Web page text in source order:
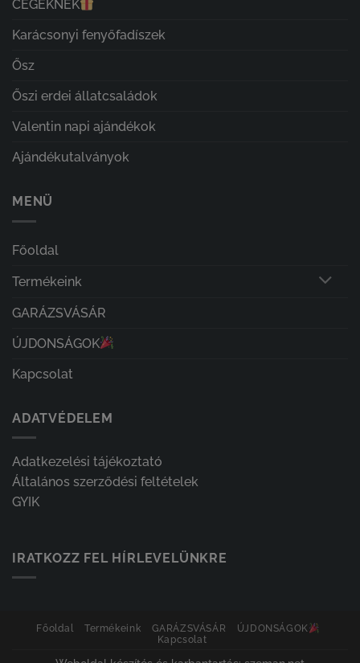
CÉGEKNEK
Karácsonyi fenyőfadíszek
Ősz
Őszi erdei állatcsaládok
Valentin napi ajándékok
Ajándékutalványok
MENÜ
Főoldal
Termékeink
GARÁZSVÁSÁR
ÚJDONSÁGOK
Kapcsolat
ADATVÉDELEM
Adatkezelési tájékoztató
Általános szerződési feltételek
GYIK
IRATKOZZ FEL HÍRLEVELÜNKRE
Főoldal Termékeink GARÁZSVÁSÁR
ÚJDONSÁGOK
Kapcsolat